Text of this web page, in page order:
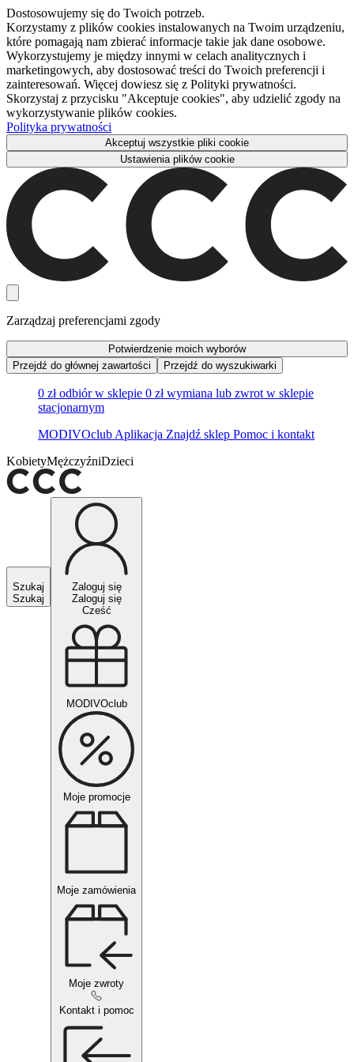
Dostosowujemy się do Twoich potrzeb.
Korzystamy z plików cookies instalowanych na Twoim urządzeniu,
które pomagają nam zbierać informacje takie jak dane osobowe.
Wykorzystujemy je między innymi w celach analitycznych i
marketingowych, aby dostosować treści do Twoich preferencji i
zainteresowań. Więcej dowiesz się z Polityki prywatności.
Skorzystaj z przycisku "Akceptuje cookies", aby udzielić zgody na
wykorzystywanie plików cookies.
Polityka prywatności
Akceptuj wszystkie pliki cookie
Ustawienia plików cookie
Zarządzaj preferencjami zgody
Potwierdzenie moich wyborów
Przejdź do głównej zawartości
Przejdź do wyszukiwarki
0 zł odbiór w sklepie 0 zł wymiana lub zwrot w sklepie
stacjonarnym
MODIVOclub Aplikacja Znajdź sklep Pomoc i kontakt
KobietyMężczyźniDzieci
Szukaj
Szukaj
Zaloguj się
Zaloguj się
Cześć
MODIVOclub
Moje promocje
Moje zamówienia
Moje zwroty
Kontakt i pomoc